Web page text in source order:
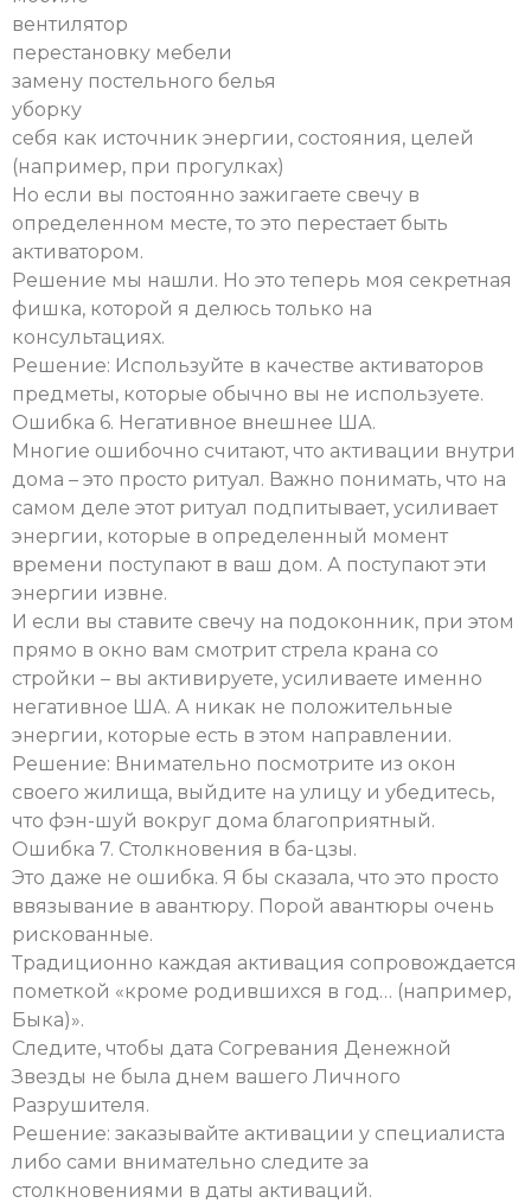
вентилятор
перестановку мебели
замену постельного белья
уборку
себя как источник энергии, состояния, целей
(например, при прогулках)
Но если вы постоянно зажигаете свечу в
определенном месте, то это перестает быть
активатором.
Решение мы нашли. Но это теперь моя секретная
фишка, которой я делюсь только на
консультациях.
Решение: Используйте в качестве активаторов
предметы, которые обычно вы не используете.
Ошибка 6. Негативное внешнее ША.
Многие ошибочно считают, что активации внутри
дома – это просто ритуал. Важно понимать, что на
самом деле этот ритуал подпитывает, усиливает
энергии, которые в определенный момент
времени поступают в ваш дом. А поступают эти
энергии извне.
И если вы ставите свечу на подоконник, при этом
прямо в окно вам смотрит стрела крана со
стройки – вы активируете, усиливаете именно
негативное ША. А никак не положительные
энергии, которые есть в этом направлении.
Решение: Внимательно посмотрите из окон
своего жилища, выйдите на улицу и убедитесь,
что фэн-шуй вокруг дома благоприятный.
Ошибка 7. Столкновения в ба-цзы.
Это даже не ошибка. Я бы сказала, что это просто
ввязывание в авантюру. Порой авантюры очень
рискованные.
Традиционно каждая активация сопровождается
пометкой «кроме родившихся в год… (например,
Быка)».
Следите, чтобы дата Согревания Денежной
Звезды не была днем вашего Личного
Разрушителя.
Решение: заказывайте активации у специалиста
либо сами внимательно следите за
столкновениями в даты активаций.